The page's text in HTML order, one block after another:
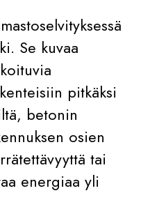
Se kuvaa
pitkäksi
betonin
osien
tai
energiaa yli